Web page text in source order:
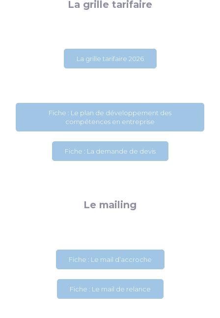
La grille tarifaire
La grille tarifaire 2026
Fiche : Le plan de développement des
compétences en entreprise
Fiche : La demande de devis
Le mailing
Fiche : Le mail d’accroche
Fiche : Le mail de relance